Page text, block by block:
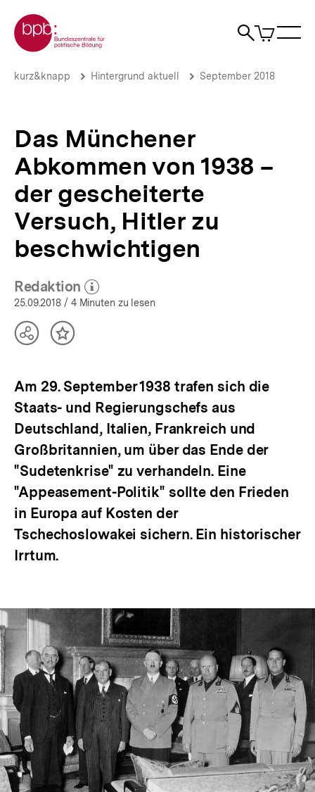
zum
Seiteninhalt
springen
Zur Startseite der bpb
Suche
Artikel
im
Das
1938
gescheiterte
Versuch,
Hitler
beschwichtigen
Hintergrund
bpb.de
Brotkrümelnavigation
Pfadnavigation
kurz&knapp Hintergrund aktuell September 2018
Das Münchener
Abkommen von 1938 –
der gescheiterte
Versuch, Hitler zu
beschwichtigen
Redaktion
(Mehr zum Autor)
öffnen
25.09.2018 / 4 Minuten zu lesen
TeilenInhalt
Am 29. September 1938 trafen sich die
Staats- und Regierungschefs aus
Deutschland, Italien, Frankreich und
Großbritannien, um über das Ende der
"Sudetenkrise" zu verhandeln. Eine
"Appeasement-Politik" sollte den Frieden
in Europa auf Kosten der
Tschechoslowakei sichern. Ein historischer
Irrtum.